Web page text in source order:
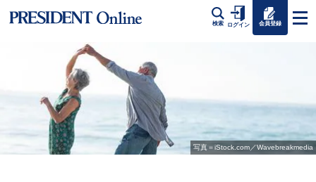
検索 ログイン 会員登録
写真＝iStock.com／Wavebreakmedia